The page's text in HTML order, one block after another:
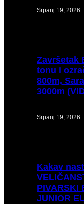
Srpanj 19, 2026
Završetak
tonu i
800m,
3000m
Srpanj 19, 2026
Kakav
PIVARSKI
JUNIOR